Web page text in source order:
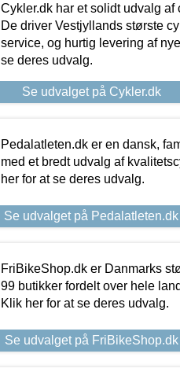
Cykler.dk har et solidt udvalg
De driver Vestjyllands største
service, og hurtig levering af
se deres udvalg.
Se udvalget på Cykler.dk
Pedalatleten.dk er en dansk,
med et bredt udvalg af
her for at se deres udvalg.
Se udvalget på Pedalatleten.dk
FriBikeShop.dk er Danmarks
99 butikker fordelt over hele
Klik her for at se deres udvalg.
Se udvalget på FriBikeShop.dk